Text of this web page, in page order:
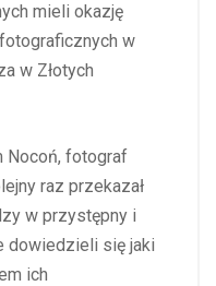
mieli okazję
w
w Złotych
Nocoń, fotograf
raz przekazał
w przystępny i
dowiedzieli się jaki
ich